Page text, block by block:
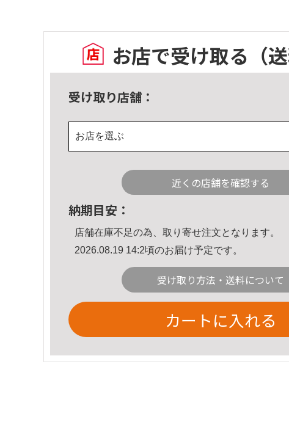
お店で受け取る （
受け取り店舗：
お店を選ぶ
近くの店舗を確認する
納期目安：
店舗在庫不足の為、取り寄せ注文となります。
2026.08.19 14:2頃のお届け予定です。
受け取り方法・送料について
カートに入れる